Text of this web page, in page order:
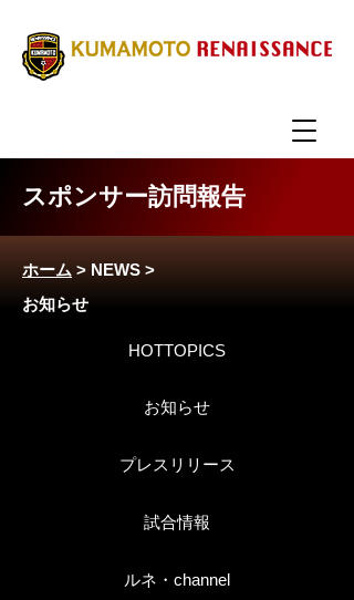
スポンサー訪問報告
ホーム > NEWS >
お知らせ
HOTTOPICS
お知らせ
プレスリリース
試合情報
ルネ・channel